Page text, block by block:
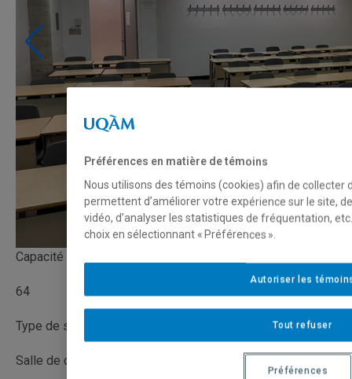
Capacité
64
Type de salle
Salle de cours
Préférences en matière de témoins
Nous utilisons des témoins (cookies) afin de collecter
permettent d’améliorer votre expérience sur le site,
vidéo, d’analyser les statistiques de fréquentation,
choix en sélectionnant « Préférences ».
Tout refuser
Autoriser les
Préférences